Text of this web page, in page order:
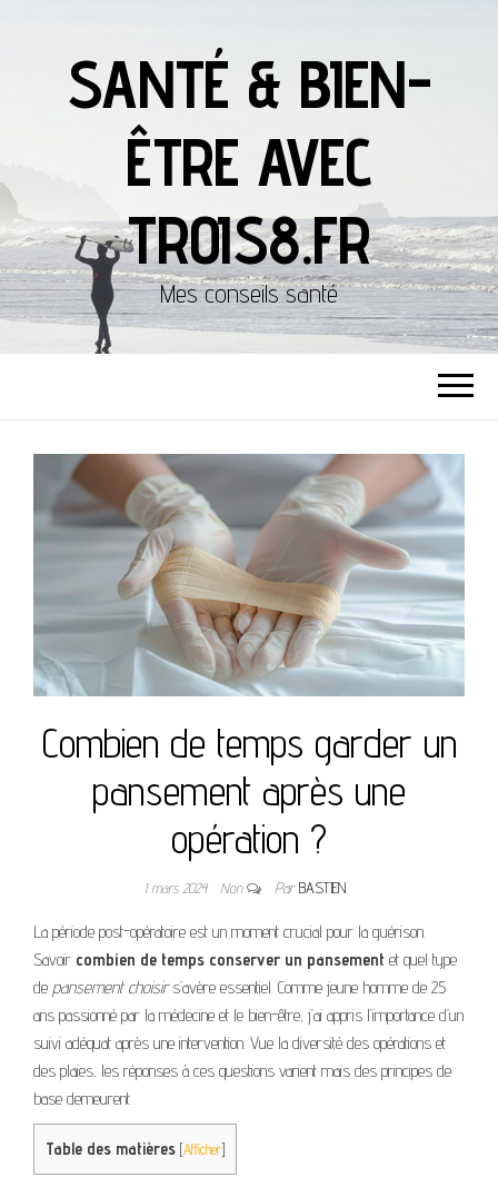
SANTÉ & BIEN-
ÊTRE AVEC
TROIS8.FR
Mes conseils santé
Combien de temps garder un
pansement après une
opération ?
1 mars 2024 Non ParBASTIEN
La période post-opératoire est un moment crucial pour la guérison.
Savoir combien de temps conserver un pansement et quel type
de pansement choisirs’avère essentiel. Comme jeune homme de 25
ans passionné par la médecine et le bien-être, j’ai appris l’importance d’un
suivi adéquat après une intervention. Vue la diversité des opérations et
des plaies, les réponses à ces questions varient mais des principes de
base demeurent.
Table des matières [Afficher]